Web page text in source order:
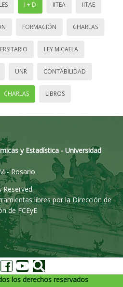
I + D IITEA IITAE
FORMACIÓN CHARLAS
LEY MICAELA
UNR CONTABILIDAD
CHARLAS LIBROS
y Estadística - Universidad
- Rosario
Reserved.
libres por la Dirección de
de FCEyE
los derechos reservados